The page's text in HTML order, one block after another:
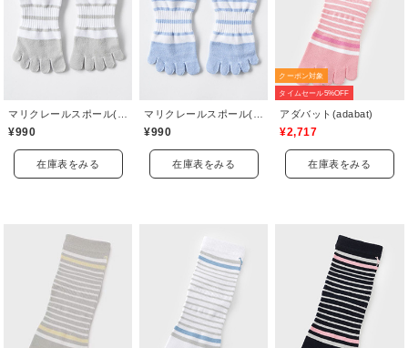
¥990
在庫表をみる
¥990
在庫表をみる
クーポン対象
タイムセール5%OFF
アダバット(adabat)
¥2,717
在庫表をみる